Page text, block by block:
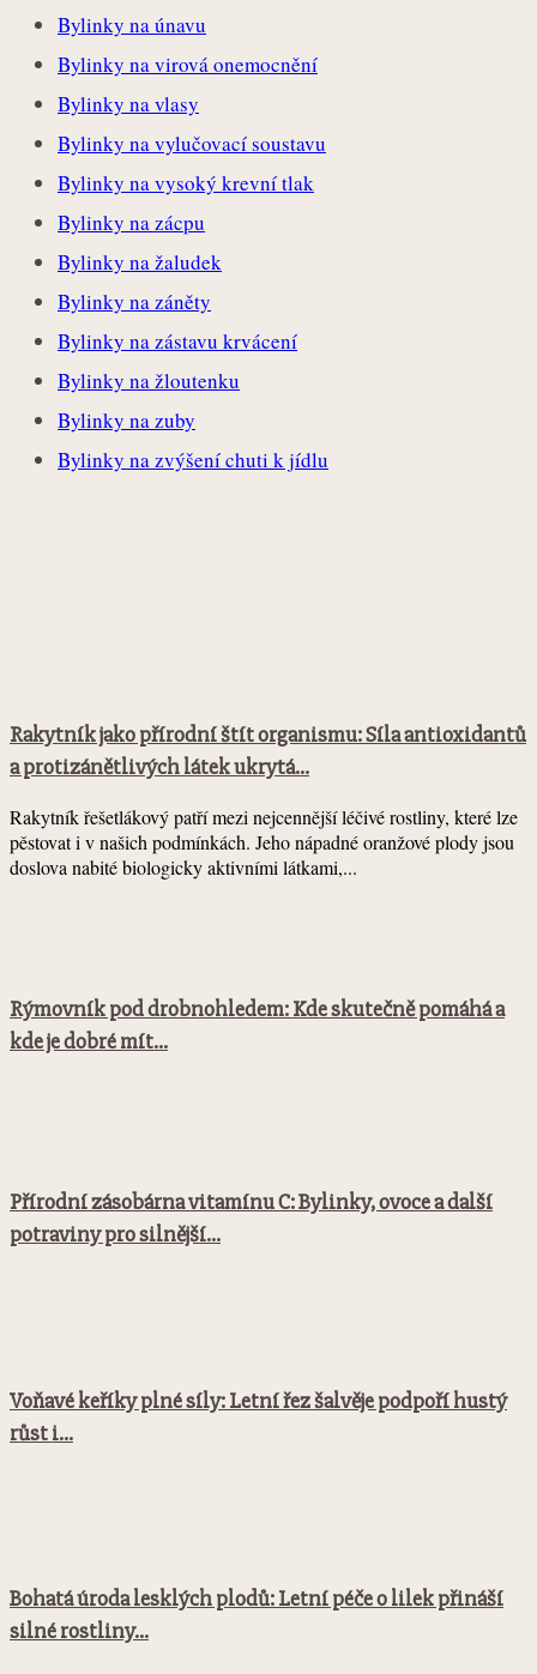
Bylinky na únavu
Bylinky na virová onemocnění
Bylinky na vlasy
Bylinky na vylučovací soustavu
Bylinky na vysoký krevní tlak
Bylinky na zácpu
Bylinky na žaludek
Bylinky na záněty
Bylinky na zástavu krvácení
Bylinky na žloutenku
Bylinky na zuby
Bylinky na zvýšení chuti k jídlu
Rakytník jako přírodní štít organismu: Síla antioxidantů
a protizánětlivých látek ukrytá...
Rakytník řešetlákový patří mezi nejcennější léčivé rostliny, které lze
pěstovat i v našich podmínkách. Jeho nápadné oranžové plody jsou
doslova nabité biologicky aktivními látkami,...
Rýmovník pod drobnohledem: Kde skutečně pomáhá a
kde je dobré mít...
Přírodní zásobárna vitamínu C: Bylinky, ovoce a další
potraviny pro silnější...
Voňavé keříky plné síly: Letní řez šalvěje podpoří hustý
růst i...
Bohatá úroda lesklých plodů: Letní péče o lilek přináší
silné rostliny...